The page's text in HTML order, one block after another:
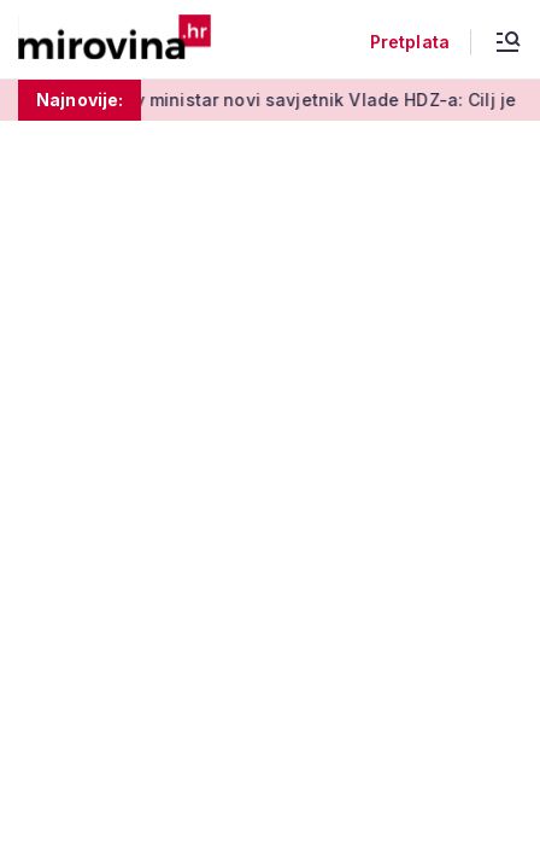
Pretplata
Najnovije:novi savjetnik Vlade HDZ-a: Cilj je zaštita standarda